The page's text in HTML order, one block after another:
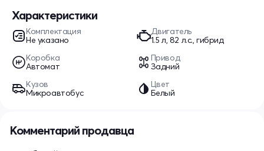
Характеристики
Комплектация
Не указано
Двигатель
1.5 л, 82 л.с., гибрид
Коробка
Автомат
Привод
Задний
Кузов
Микроавтобус
Цвет
Белый
Комментарий продавца